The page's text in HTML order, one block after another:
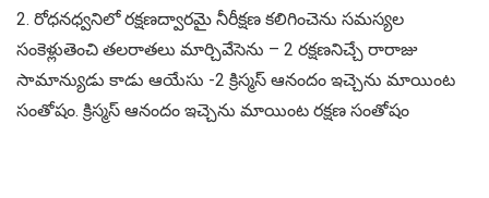
2. రోధనధ్వనిలో రక్షణద్వారమై నీరీక్షణ కలిగించెను సమస్యల
సంకెళ్లుతెంచి తలరాతలు మార్చివేసెను – 2 రక్షణనిచ్చే రారాజు
సామాన్యుడు కాడు ఆయేసు -2 క్రిస్మస్ ఆనందం ఇచ్చెను మాయింట
సంతోషం. క్రిస్మస్ ఆనందం ఇచ్చెను మాయింట రక్షణ సంతోషం